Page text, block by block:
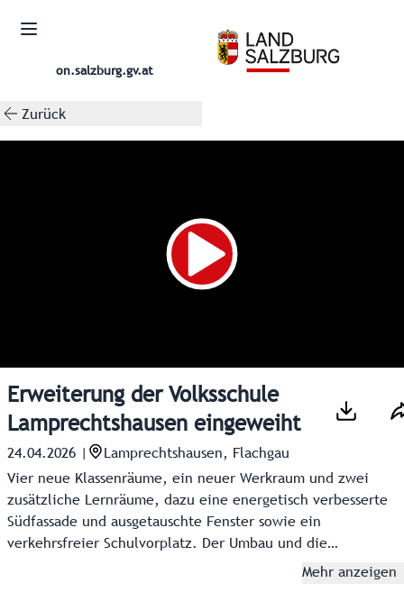
on.salzburg.gv.at
Zurück
Erweiterung der Volksschule
Lamprechtshausen eingeweiht
24.04.2026
Lamprechtshausen, Flachgau
Vier neue Klassenräume, ein neuer Werkraum und zwei
zusätzliche Lernräume, dazu eine energetisch verbesserte
Südfassade und ausgetauschte Fenster sowie ein
verkehrsfreier Schulvorplatz. Der Umbau und die
Erweiterung der Volksschule (VS) Lamprechtshausen um
Mehr anzeigen